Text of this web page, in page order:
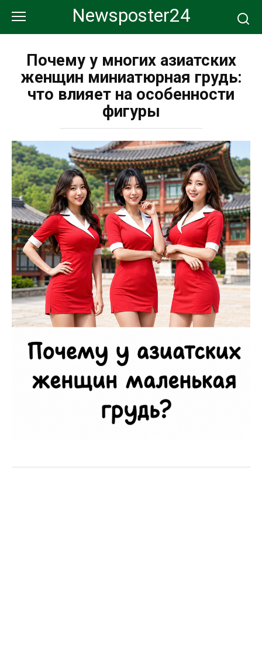
контенту
Newsposter24
Почему у многих азиатских
женщин миниатюрная грудь:
что влияет на особенности
фигуры